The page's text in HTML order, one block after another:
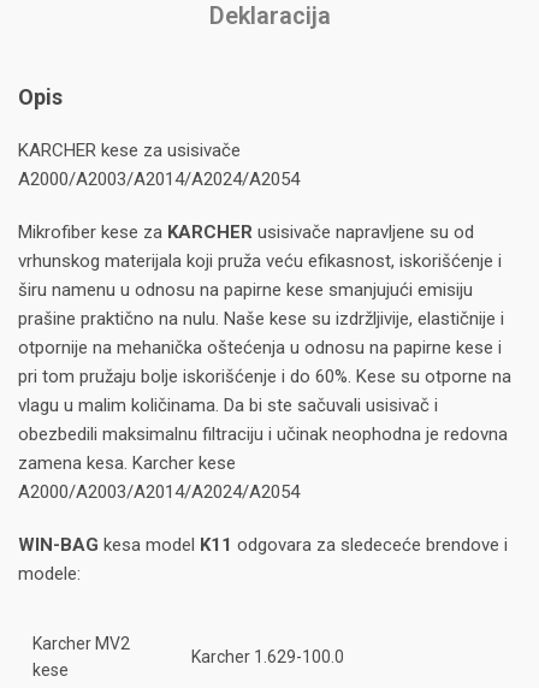
Deklaracija
Opis
KARCHER kese za usisivače
A2000/A2003/A2014/A2024/A2054
Mikrofiber kese za KARCHER usisivače napravljene su od
vrhunskog materijala koji pruža veću efikasnost, iskorišćenje i
širu namenu u odnosu na papirne kese smanjujući emisiju
prašine praktično na nulu. Naše kese su izdržljivije, elastičnije i
otpornije na mehanička oštećenja u odnosu na papirne kese i
pri tom pružaju bolje iskorišćenje i do 60%. Kese su otporne na
vlagu u malim količinama. Da bi ste sačuvali usisivač i
obezbedili maksimalnu filtraciju i učinak neophodna je redovna
zamena kesa. Karcher kese
A2000/A2003/A2014/A2024/A2054
WIN-BAG kesa model K11 odgovara za sledeceće brendove i
modele:
Karcher MV2
kese
Karcher 1.629-100.0